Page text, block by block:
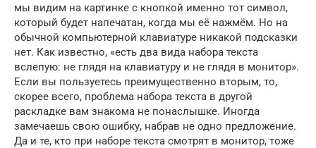
мы видим на картинке с кнопкой именно тот символ,
который будет напечатан, когда мы её нажмём. Но на
обычной компьютерной клавиатуре никакой подсказки
нет. Как известно, «есть два вида набора текста
вслепую: не глядя на клавиатуру и не глядя в монитор».
Если вы пользуетесь преимущественно вторым, то,
скорее всего, проблема набора текста в другой
раскладке вам знакома не понаслышке. Иногда
замечаешь свою ошибку, набрав не одно предложение.
Да и те, кто при наборе текста смотрят в монитор, тоже